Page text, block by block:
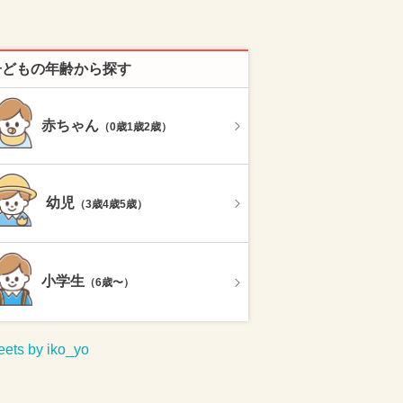
もの年齢から探す
赤ちゃん （0歳1歳2歳）
幼児 （3歳4歳5歳）
小学生 （6歳〜）
by iko_yo